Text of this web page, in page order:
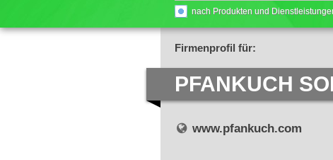
nach Produkten und
Firmenprofil für:
PFANKUCH
www.pfankuch.com